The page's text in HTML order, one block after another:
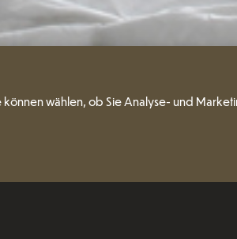
wählen, ob Sie Analyse- und